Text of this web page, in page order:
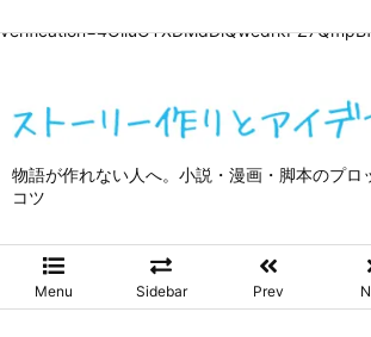
物語が作れない人へ。小説・漫画・脚本のプロ
コツ
Menu Sidebar Prev